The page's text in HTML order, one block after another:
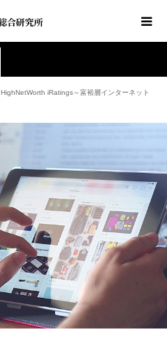
HighNetWorth iRatings～富裕層インターネット